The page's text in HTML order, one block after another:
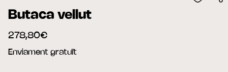
Butaca vellut
278,80€
Enviament gratuït